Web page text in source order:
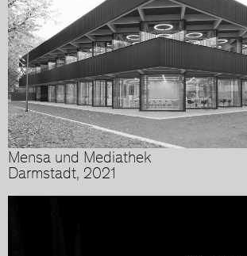
Mensa und Mediathek
Darmstadt, 2021